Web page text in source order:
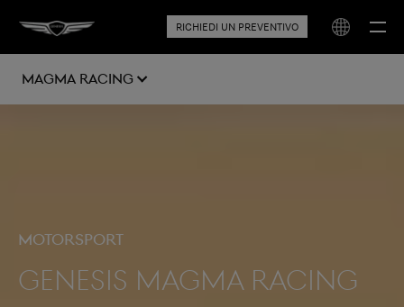
RICHIEDI UN PREVENTIVO
MAGMA RACING
MOTORSPORT
Genesis Magma Racing